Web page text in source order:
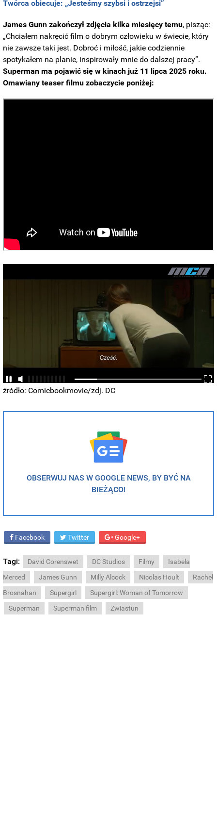
Twórca obiecuje: „Jesteśmy szybsi i ostrzejsi”
James Gunn zakończył zdjęcia kilka miesięcy temu, pisząc:
„Chciałem nakręcić film o dobrym człowieku w świecie, który
nie zawsze taki jest. Dobroć i miłość, jakie codziennie
spotykałem na planie, inspirowały mnie do dalszej pracy”.
Superman ma pojawić się w kinach już 11 lipca 2025 roku.
Omawiany teaser filmu zobaczycie poniżej:
źródło: Comicbookmovie/zdj. DC
OBSERWUJ NAS W GOOGLE NEWS, BY BYĆ NA
BIEŻĄCO!
Facebook Twitter Google+
Tagi: David Corenswet DC Studios Filmy
Isabela
Merced
James Gunn Milly Alcock Nicolas Hoult
Rachel
Brosnahan
Supergirl
Supergirl: Woman of Tomorrow
Superman
Superman film Zwiastun